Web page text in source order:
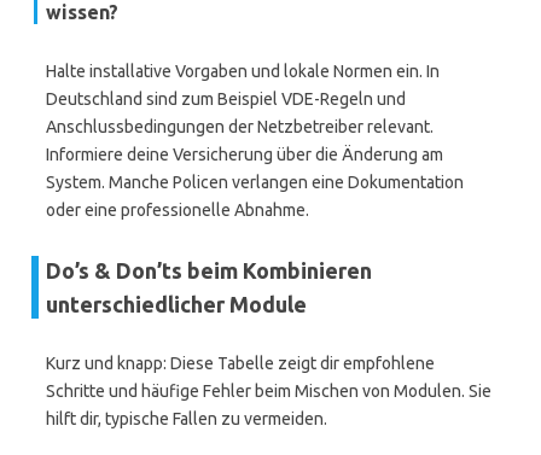
wissen?
Halte installative Vorgaben und lokale Normen ein. In
Deutschland sind zum Beispiel VDE-Regeln und
Anschlussbedingungen der Netzbetreiber relevant.
Informiere deine Versicherung über die Änderung am
System. Manche Policen verlangen eine Dokumentation
oder eine professionelle Abnahme.
Do’s & Don’ts beim Kombinieren
unterschiedlicher Module
Kurz und knapp: Diese Tabelle zeigt dir empfohlene
Schritte und häufige Fehler beim Mischen von Modulen. Sie
hilft dir, typische Fallen zu vermeiden.